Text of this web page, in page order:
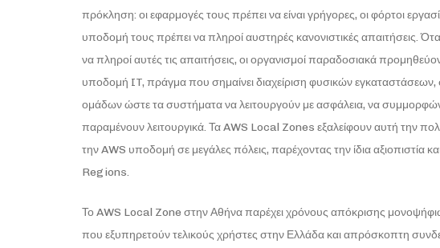
πρόκληση: οι εφαρμογές τους πρέπει να είναι γρήγορες, οι φόρτοι
υποδομή τους πρέπει να πληροί αυστηρές κανονιστικές απαιτήσεις.
να πληροί αυτές τις απαιτήσεις, οι οργανισμοί παραδοσιακά
υποδομή IT, πράγμα που σημαίνει διαχείριση φυσικών εγκαταστάσεων,
ομάδων ώστε τα συστήματα να λειτουργούν με ασφάλεια, να
παραμένουν λειτουργικά. Τα AWS Local Zones εξαλείφουν αυτή την
την AWS υποδομή σε μεγάλες πόλεις, παρέχοντας την ίδια αξιοπιστία
Regions.
Το AWS Local Zone στην Αθήνα παρέχει χρόνους απόκρισης
που εξυπηρετούν τελικούς χρήστες στην Ελλάδα και απρόσκοπτη